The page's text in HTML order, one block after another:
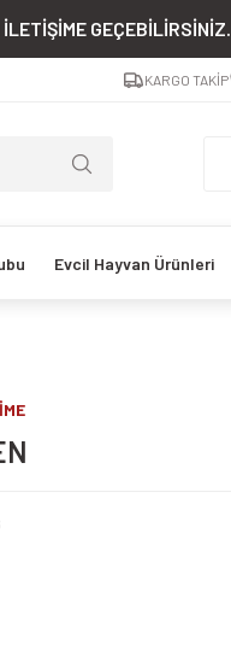
GEÇEBİLİRSİNİZ.
KARGO TAKİP
Evcil Hayvan Ürünleri